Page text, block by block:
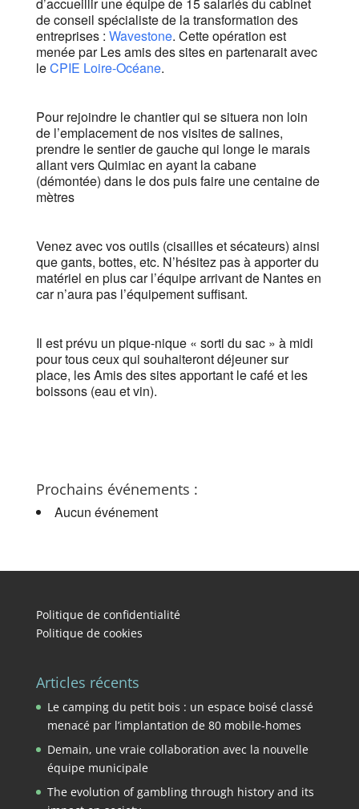
de conseil spécialiste de la transformation des
entreprises : Wavestone. Cette opération est
menée par Les amis des sites en partenarait avec
leCPIE Loire-Océane.
Pour rejoindre le chantier qui se situera non loin
de l’emplacement de nos visites de salines,
prendre le sentier de gauche qui longe le marais
allant vers Quimiac en ayant la cabane
(démontée) dans le dos puis faire une centaine de
mètres
Venez avec vos outils (cisailles et sécateurs) ainsi
que gants, bottes, etc. N’hésitez pas à apporter du
matériel en plus car l’équipe arrivant de Nantes en
car n’aura pas l’équipement suffisant.
Il est prévu un pique-nique « sorti du sac » à midi
pour tous ceux qui souhaiteront déjeuner sur
place, les Amis des sites apportant le café et les
boissons (eau et vin).
Prochains événements :
Aucun événement
Politique de confidentialité
Politique de cookies
Articles récents
Le camping du petit bois : un espace boisé classé
menacé par l’implantation de 80 mobile-homes
Demain, une vraie collaboration avec la nouvelle
équipe municipale
The evolution of gambling through history and its